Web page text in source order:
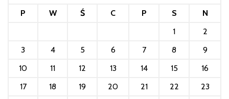
P W Ś C P S
N
1
2
3
4 5 6 7 8
9
10
11 12 13 14 15
16
17
18 19 20 21 22
23